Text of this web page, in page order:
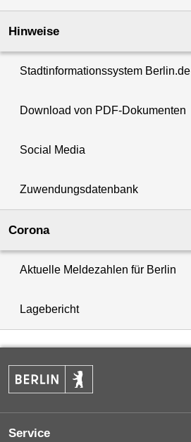
Hinweise
Stadtinformationssystem Berlin.de
Download von PDF-Dokumenten
Social Media
Zuwendungsdatenbank
Corona
Aktuelle Meldezahlen für Berlin
Lagebericht
Service